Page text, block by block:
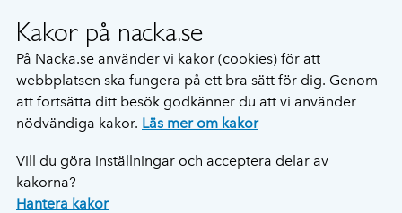
Kakor på nacka.se
På Nacka.se använder vi kakor (cookies) för att
webbplatsen ska fungera på ett bra sätt för dig. Genom
att fortsätta ditt besök godkänner du att vi använder
nödvändiga kakor. Läs mer om kakor
Vill du göra inställningar och acceptera delar av
kakorna?
Hantera kakor